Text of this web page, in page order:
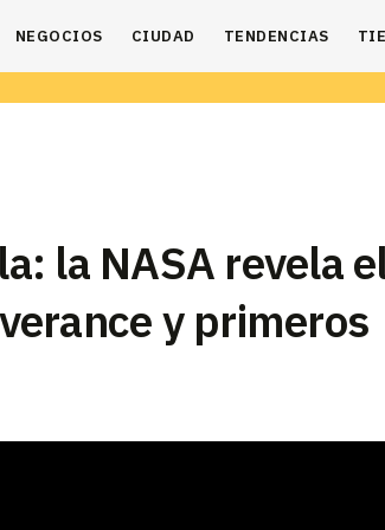
NEGOCIOS CIUDAD TENDENCIAS
la NASA revela
y primeros